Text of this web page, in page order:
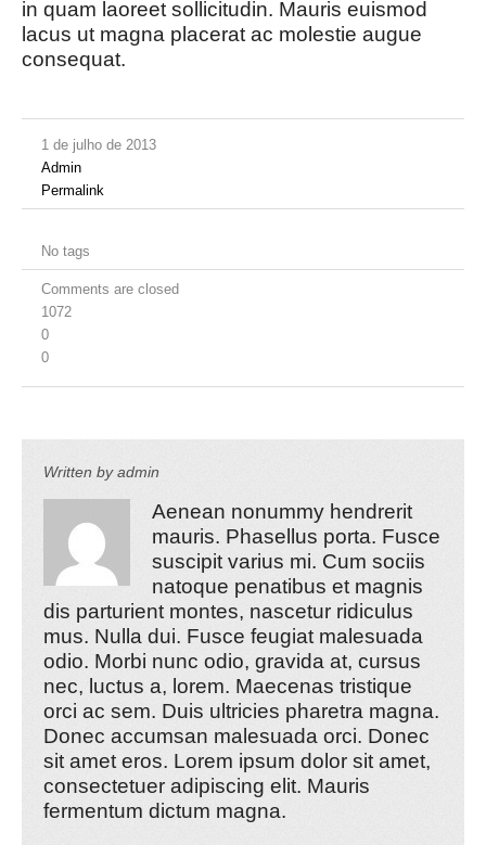
in quam laoreet sollicitudin. Mauris euismod
lacus ut magna placerat ac molestie augue
consequat.
1 de julho de 2013
Admin
Permalink
No tags
Comments are closed
1072
0
0
Written byadmin
Aenean nonummy hendrerit
mauris. Phasellus porta. Fusce
suscipit varius mi. Cum sociis
natoque penatibus et magnis
dis parturient montes, nascetur ridiculus
mus. Nulla dui. Fusce feugiat malesuada
odio. Morbi nunc odio, gravida at, cursus
nec, luctus a, lorem. Maecenas tristique
orci ac sem. Duis ultricies pharetra magna.
Donec accumsan malesuada orci. Donec
sit amet eros. Lorem ipsum dolor sit amet,
consectetuer adipiscing elit. Mauris
fermentum dictum magna.